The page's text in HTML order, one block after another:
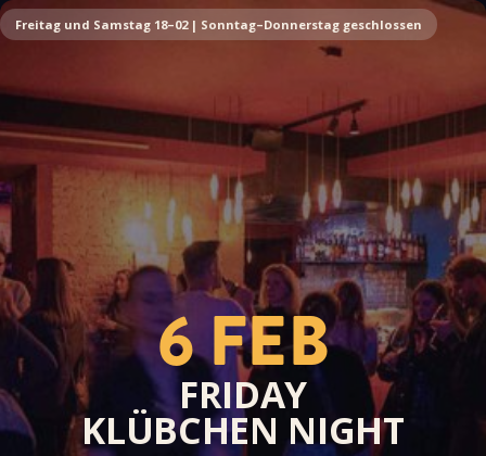
Freitag und Samstag 18–02 | Sonntag–Donnerstag geschlossen
6 FEB
FRIDAY
KLÜBCHEN NIGHT